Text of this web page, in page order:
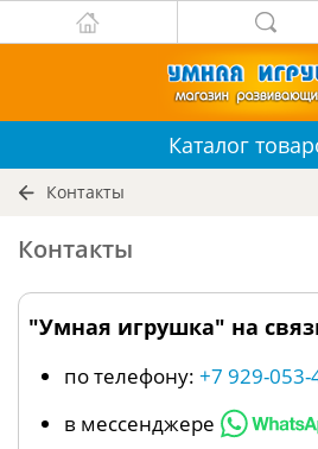
Каталог
Контакты
Контакты
"Умная игрушка" на
по телефону: +7 929-053-
в мессенджере